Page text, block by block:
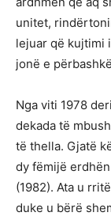
unitet,
lejuar që kujtimi
jonë e
Nga viti 1978
dekada të
të thella. Gjatë
dy fëmijë
(1982). Ata u
duke u bërë